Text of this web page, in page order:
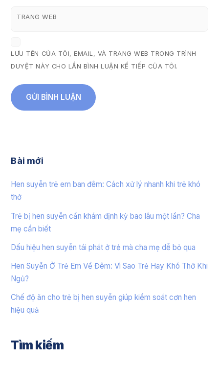
TRANG WEB
LƯU TÊN CỦA TÔI, EMAIL, VÀ TRANG WEB TRONG TRÌNH
DUYỆT NÀY CHO LẦN BÌNH LUẬN KẾ TIẾP CỦA TÔI.
Bài mới
Hen suyễn trẻ em ban đêm: Cách xử lý nhanh khi trẻ khó
thở
Trẻ bị hen suyễn cần khám định kỳ bao lâu một lần? Cha
mẹ cần biết
Dấu hiệu hen suyễn tái phát ở trẻ mà cha mẹ dễ bỏ qua
Hen Suyễn Ở Trẻ Em Về Đêm: Vì Sao Trẻ Hay Khó Thở Khi
Ngủ?
Chế độ ăn cho trẻ bị hen suyễn giúp kiểm soát cơn hen
hiệu quả
Tìm kiếm